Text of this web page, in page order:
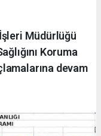
Müdürlüğü
Koruma
devam